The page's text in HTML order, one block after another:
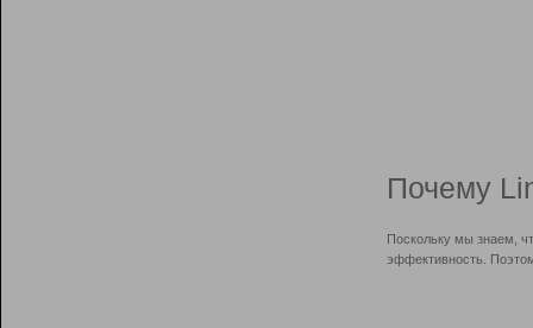
Почему
Поскольку мы знаем,
эффективность.